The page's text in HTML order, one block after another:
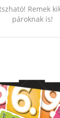
Remek
pároknak is!